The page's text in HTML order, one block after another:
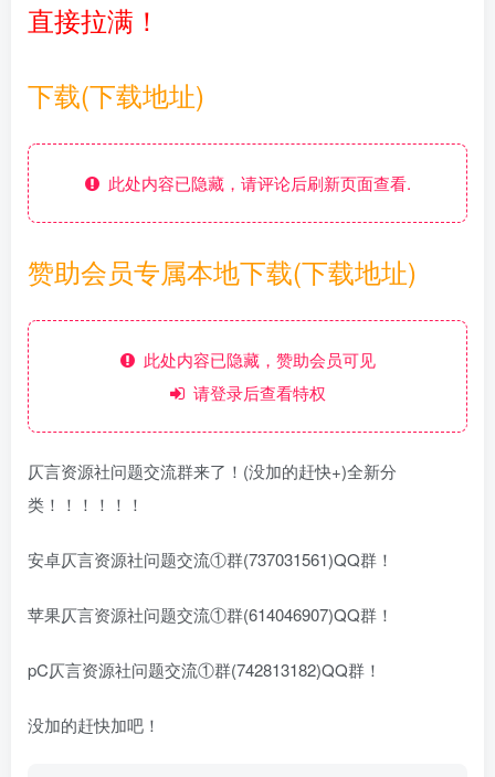
直接拉满！
下载(下载地址)
此处内容已隐藏，请评论后刷新页面查看.
赞助会员专属本地下载(下载地址)
此处内容已隐藏，赞助会员可见
请登录后查看特权
仄言资源社问题交流群来了！(没加的赶快+)全新分
类！！！！！！
安卓仄言资源社问题交流①群(737031561)QQ群！
苹果仄言资源社问题交流①群(614046907)QQ群！
pC仄言资源社问题交流①群(742813182)QQ群！
没加的赶快加吧！